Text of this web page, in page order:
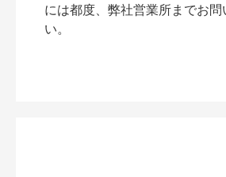
には都度、弊社営業所までお問
い。